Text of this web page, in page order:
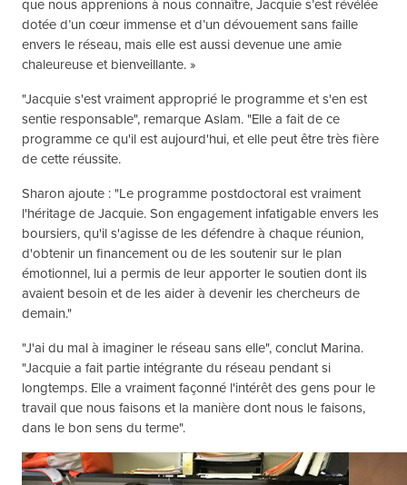
que nous apprenions à nous connaître, Jacquie s’est révélée
dotée d’un cœur immense et d’un dévouement sans faille
envers le réseau, mais elle est aussi devenue une amie
chaleureuse et bienveillante. »
"Jacquie s'est vraiment approprié le programme et s'en est
sentie responsable", remarque Aslam. "Elle a fait de ce
programme ce qu'il est aujourd'hui, et elle peut être très fière
de cette réussite.
Sharon ajoute : "Le programme postdoctoral est vraiment
l'héritage de Jacquie. Son engagement infatigable envers les
boursiers, qu'il s'agisse de les défendre à chaque réunion,
d'obtenir un financement ou de les soutenir sur le plan
émotionnel, lui a permis de leur apporter le soutien dont ils
avaient besoin et de les aider à devenir les chercheurs de
demain."
"J'ai du mal à imaginer le réseau sans elle", conclut Marina.
"Jacquie a fait partie intégrante du réseau pendant si
longtemps. Elle a vraiment façonné l'intérêt des gens pour le
travail que nous faisons et la manière dont nous le faisons,
dans le bon sens du terme".